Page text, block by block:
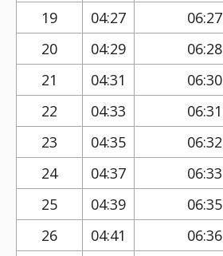
19 04:27 06:27
20
04:29 06:28
21
04:31 06:30
22
04:33 06:31
23
04:35 06:32
24
04:37 06:33
25
04:39 06:35
26
04:41 06:36